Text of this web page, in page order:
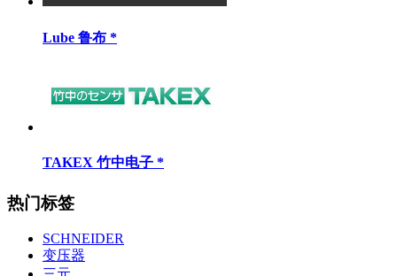
Lube 鲁布 *
TAKEX 竹中电子 *
热门标签
SCHNEIDER
变压器